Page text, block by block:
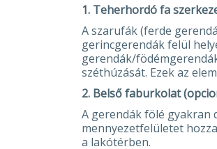
1. Teherhordó fa
A szarufák (ferde
gerincgerendák felül
gerendák/
széthúzását. Ezek az
2. Belső faburkolat
A gerendák fölé gyakran
mennyezetfelületet
a lakótérben.